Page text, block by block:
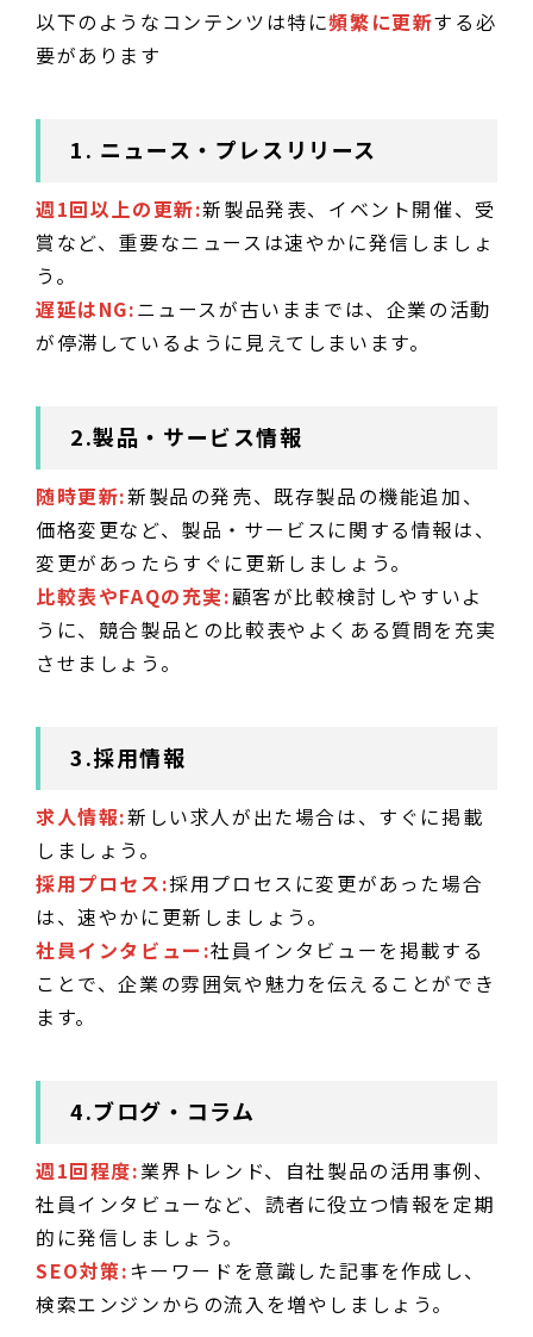
以下のようなコンテンツは特に頻繁に更新する必
要があります
1. ニュース・プレスリリース
週1回以上の更新:新製品発表、イベント開催、受
賞など、重要なニュースは速やかに発信しましょ
う。
遅延はNG:ニュースが古いままでは、企業の活動
が停滞しているように見えてしまいます。
2.製品・サービス情報
随時更新:新製品の発売、既存製品の機能追加、
価格変更など、製品・サービスに関する情報は、
変更があったらすぐに更新しましょう。
比較表やFAQの充実:顧客が比較検討しやすいよ
うに、競合製品との比較表やよくある質問を充実
させましょう。
3.採用情報
求人情報:新しい求人が出た場合は、すぐに掲載
しましょう。
採用プロセス:採用プロセスに変更があった場合
は、速やかに更新しましょう。
社員インタビュー:社員インタビューを掲載する
ことで、企業の雰囲気や魅力を伝えることができ
ます。
4.ブログ・コラム
週1回程度:業界トレンド、自社製品の活用事例、
社員インタビューなど、読者に役立つ情報を定期
的に発信しましょう。
SEO対策: キーワードを意識した記事を作成し、
検索エンジンからの流入を増やしましょう。